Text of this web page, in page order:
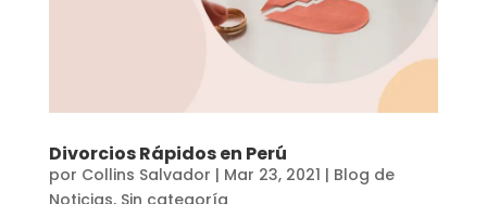
Divorcios Rápidos en Perú
por Collins Salvador | Mar 23, 2021 | Blog de
Noticias, Sin categoría